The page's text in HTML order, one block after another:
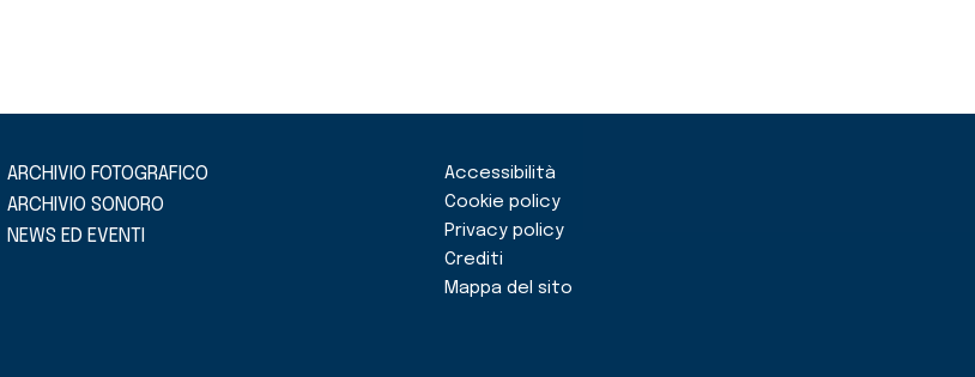
ARCHIVIO FOTOGRAFICO
ARCHIVIO SONORO
NEWS ED EVENTI
Accessibilità
Cookie policy
Privacy policy
Crediti
Mappa del sito